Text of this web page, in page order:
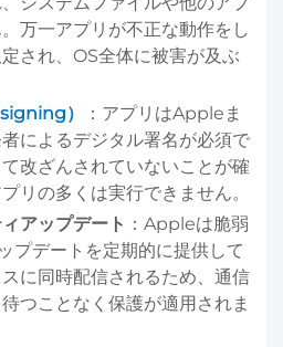
万一アプリが不正な動作をし
され、OS全体に被害が及ぶ
）
：アプリはAppleま
によるデジタル署名が必須で
改ざんされていないことが確
リの多くは実行できません。
アップデート ：Appleは脆弱
プデートを定期的に提供して
に同時配信されるため、通信
つことなく保護が適用されま